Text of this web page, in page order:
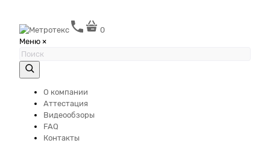
0
Меню ×
О компании
Аттестация
Видеообзоры
FAQ
Контакты